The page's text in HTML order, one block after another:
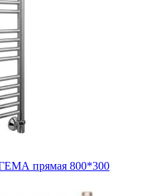
прямая 800*300